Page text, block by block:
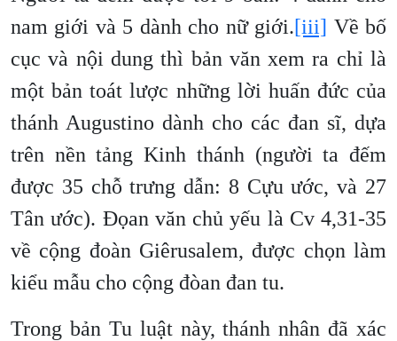
nam giới và 5 dành cho nữ giới.[iii] Về bố
cục và nội dung thì bản văn xem ra chỉ là
một bản toát lược những lời huấn đức của
thánh Augustino dành cho các đan sĩ, dựa
trên nền tảng Kinh thánh (người ta đếm
được 35 chỗ trưng dẫn: 8 Cựu ước, và 27
Tân ước). Đọan văn chủ yếu là Cv 4,31-35
về cộng đoàn Giêrusalem, được chọn làm
kiểu mẫu cho cộng đòan đan tu.
Trong bản Tu luật này, thánh nhân đã xác